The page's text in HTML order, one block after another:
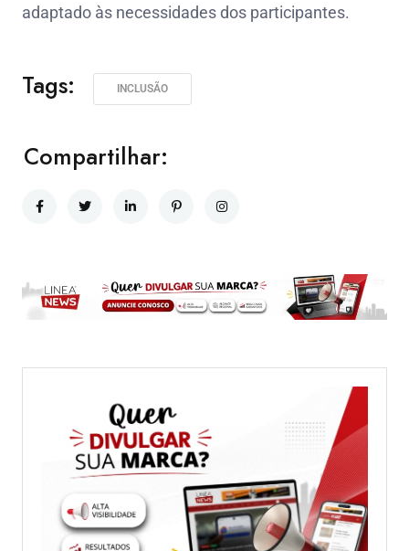
adaptado às necessidades dos participantes.
Tags: INCLUSÃO
Compartilhar: